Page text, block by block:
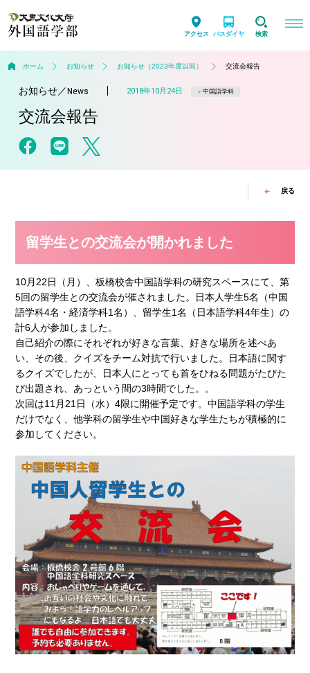
アクセス バスダイヤ 検索
ホーム お知らせ お知らせ（2023年度以前） 交流会報告
お知らせ／ News 2018年10月24日 中国語学科
交流会報告
戻る
留学生との交流会が開かれました
10月22日（月）、板橋校舎中国語学科の研究スペースにて、第
5回の留学生との交流会が催されました。日本人学生5名（中国
語学科4名・経済学科1名）、留学生1名（日本語学科4年生）の
計6人が参加しました。
自己紹介の際にそれぞれが好きな言葉、好きな場所を述べあ
い、その後、クイズをチーム対抗で行いました。日本語に関す
るクイズでしたが、日本人にとっても首をひねる問題がたびた
び出題され、あっという間の3時間でした。。
次回は11月21日（水）4限に開催予定です。中国語学科の学生
だけでなく、他学科の留学生や中国好きな学生たちが積極的に
参加してください。